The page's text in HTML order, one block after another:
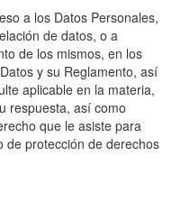
a los Datos Personales,
de datos, o a
de los mismos, en los
y su Reglamento, así
aplicable en la materia,
respuesta, así como
que le asiste para
de protección de derechos